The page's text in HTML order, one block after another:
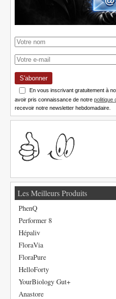
S'abonner
En vous inscrivant gratuitement à
avoir pris connaissance de notrepolitique
recevoir notre newsletter hebdomadaire.
Les Meilleurs Produits
PhenQ
Performer 8
Hépaliv
FloraVia
FloraPure
HelloForty
YourBiology Gut+
Anastore